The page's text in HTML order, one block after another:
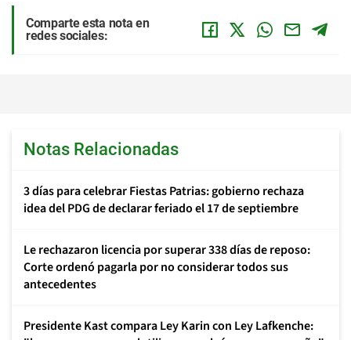
Comparte esta nota en
redes sociales:
Notas Relacionadas
3 días para celebrar Fiestas Patrias: gobierno rechaza
idea del PDG de declarar feriado el 17 de septiembre
Le rechazaron licencia por superar 338 días de reposo:
Corte ordenó pagarla por no considerar todos sus
antecedentes
Presidente Kast compara Ley Karin con Ley Lafkenche: